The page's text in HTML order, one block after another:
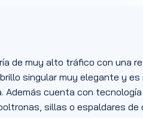
de muy alto tráfico con una
singular muy elegante y
Además cuenta con
sillas o espaldares de